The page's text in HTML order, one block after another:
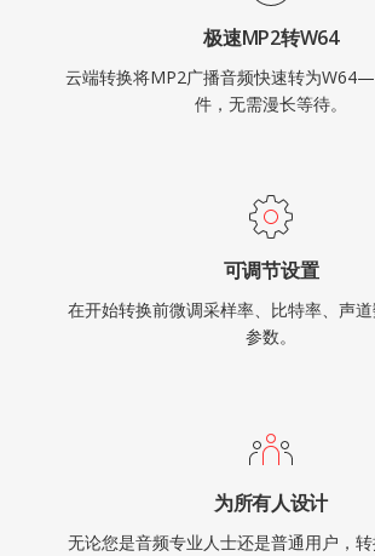
极速MP2转W64
云端转换将MP2广播音频快速转为
件，无需漫长等待。
可调节设置
在开始转换前微调采样率、比特率、声
参数。
为所有人设计
无论您是音频专业人士还是普通用户，